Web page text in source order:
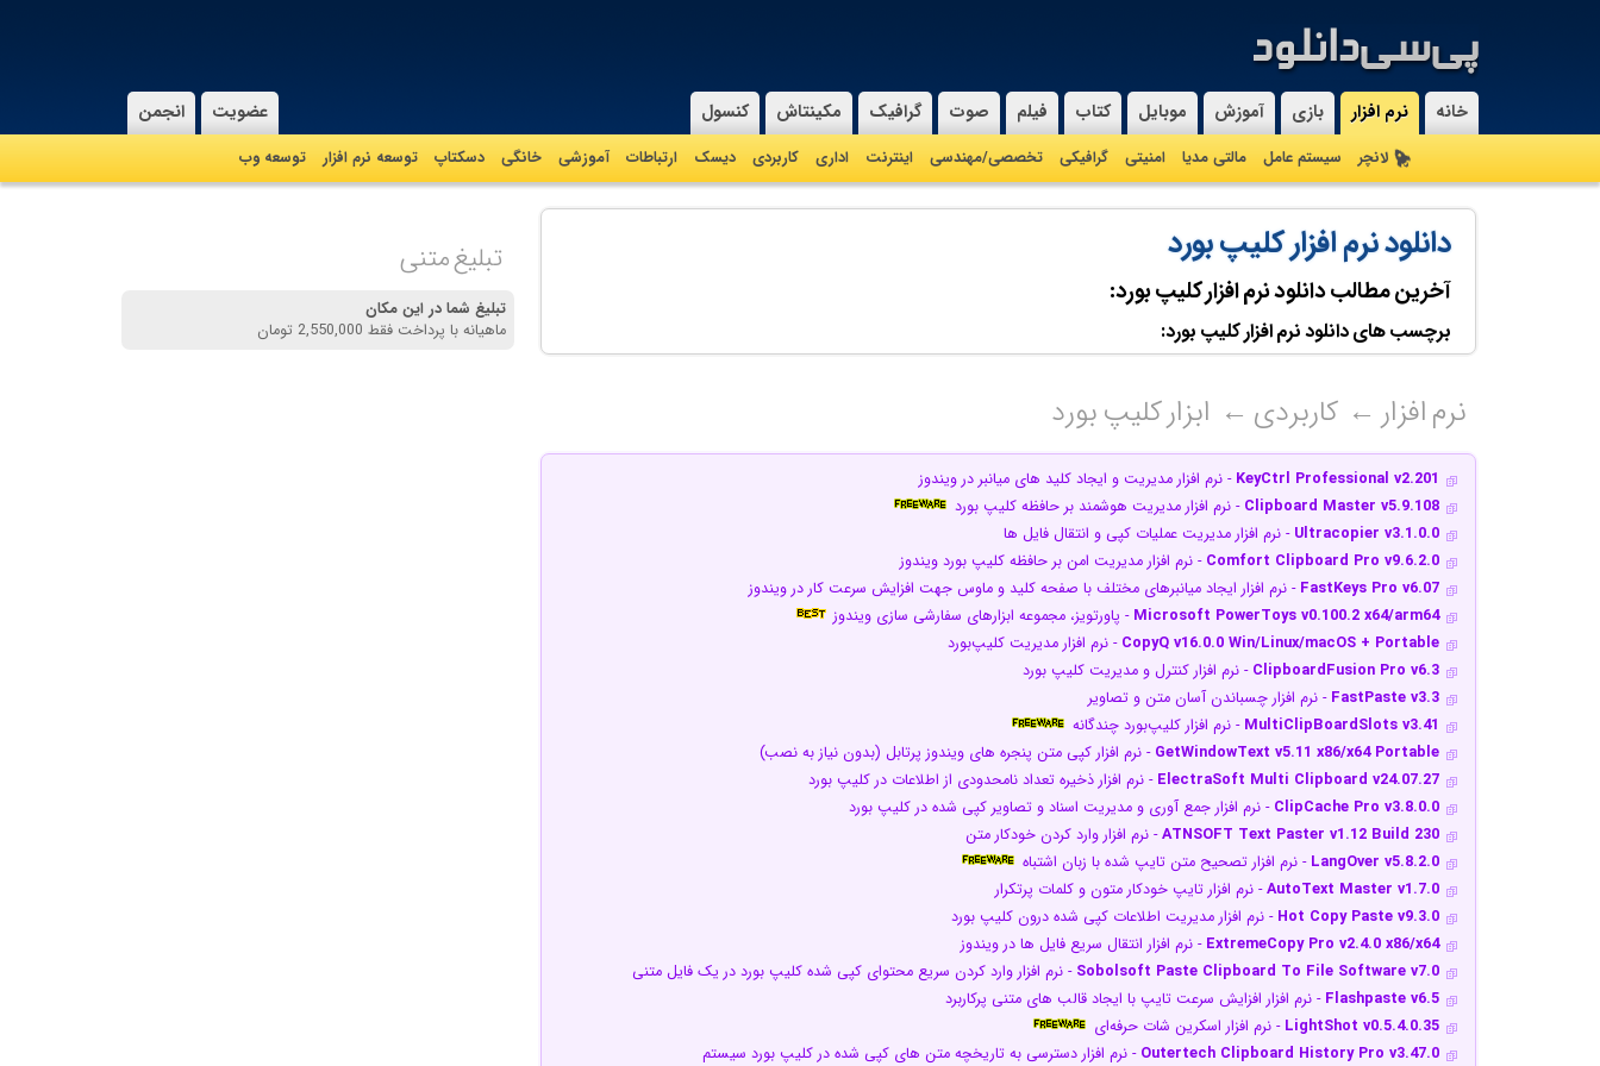
خانه نرم افزار
لانچر سیستم عامل مالتی مدیا امنیتی گرافیکی تخصصی/مهندسی اینترنت اداری کاربردی دیسک ارتباطات آموزشی خانگی دسکتاپ توسعه نرم افزار توسعه وب
بازی آموزش موبایل کتاب فیلم صوت گرافیک مکینتاش کنسول انجمن عضویت
دانلود نرم افزار کلیپ بورد
آخرین مطالب دانلود نرم افزار کلیپ بورد:
برچسب های دانلود نرم افزار کلیپ بورد:
نرم افزار کاربردی ابزار کلیپ بورد
KeyCtrl Professional v2.201 - نرم افزار مدیریت و ایجاد کلید های میانبر در ویندوز
Clipboard Master v5.9.108 - نرم افزار مدیریت هوشمند بر حافظه کلیپ بورد
Ultracopier v3.1.0.0 - نرم افزار مدیریت عملیات کپی و انتقال فایل ها
Comfort Clipboard Pro v9.6.2.0 - نرم افزار مدیریت امن بر حافظه کلیپ بورد ویندوز
FastKeys Pro v6.07 - نرم افزار ایجاد میانبرهای مختلف با صفحه کلید و ماوس جهت افزایش سرعت کار در ویندوز
Microsoft PowerToys v0.100.2 x64/arm64 - پاورتویز، مجموعه ابزارهای سفارشی سازی ویندوز
CopyQ v16.0.0 Win/Linux/macOS + Portable - نرم‌ افزار مدیریت کلیپ‌بورد
ClipboardFusion Pro v6.3 - نرم افزار کنترل و مدیریت کلیپ بورد
FastPaste v3.3 - نرم افزار چسباندن آسان متن و تصاویر
MultiClipBoardSlots v3.41 - نرم افزار کلیپ‌بورد چندگانه
GetWindowText v5.11 x86/x64 Portable - نرم افزار کپی متن پنجره های ویندوز پرتابل (بدون نیاز به نصب)
ElectraSoft Multi Clipboard v24.07.27 - نرم افزار ذخیره تعداد نامحدودی از اطلاعات در کلیپ بورد
ClipCache Pro v3.8.0.0 - نرم افزار جمع آوری و مدیریت اسناد و تصاویر کپی شده در کلیپ بورد
ATNSOFT Text Paster v1.12 Build 230- نرم افزار وارد کردن خودکار متن
LangOver v5.8.2.0 - نرم افزار تصحیح متن تایپ شده با زبان اشتباه
AutoText Master v1.7.0- نرم افزار تایپ خودکار متون و کلمات پرتکرار
Hot Copy Paste v9.3.0 - نرم افزار مدیریت اطلاعات کپی شده درون کلیپ بورد
ExtremeCopy Pro v2.4.0 x86/x64 - نرم افزار انتقال سریع فایل ها در ویندوز
Sobolsoft Paste Clipboard To File Software v7.0 - نرم افزار وارد کردن سریع محتوای کپی شده کلیپ بورد در یک فایل متنی
Flashpaste v6.5 - نرم افزار افزایش سرعت تایپ با ایجاد قالب های متنی پرکاربرد
LightShot v0.5.4.0.35 - نرم افزار اسکرین شات حرفه‌ای
Outertech Clipboard History Pro v3.47.0 - نرم افزار دسترسی به تاریخچه متن های کپی شده در کلیپ بورد سیستم
تبلیغ متنی
تبلیغ شما در این مکان
ماهیانه با پرداخت فقط 2,550,000 تومان